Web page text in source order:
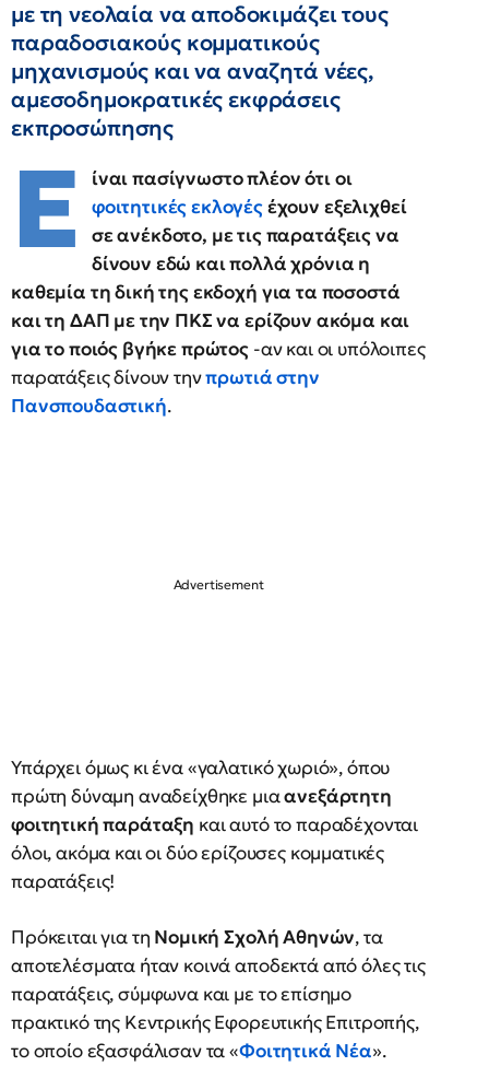
με τη νεολαία να αποδοκιμάζει τους
παραδοσιακούς κομματικούς
μηχανισμούς και να αναζητά νέες,
αμεσοδημοκρατικές εκφράσεις
εκπροσώπησης
Ε
ίναι πασίγνωστο πλέον ότι οι
φοιτητικές εκλογέςέχουν εξελιχθεί
σε ανέκδοτο, με τις παρατάξεις να
δίνουν εδώ και πολλά χρόνια η
καθεμία τη δική της εκδοχή για τα ποσοστά
και τη ΔΑΠ με την ΠΚΣ να ερίζουν ακόμα και
για το ποιός βγήκε πρώτος -αν και οι υπόλοιπες
παρατάξεις δίνουν τηνπρωτιά στην
Πανσπουδαστική.
Υπάρχει όμως κι ένα «γαλατικό χωριό», όπου
πρώτη δύναμη αναδείχθηκε μιαανεξάρτητη
φοιτητική παράταξη και αυτό το παραδέχονται
όλοι, ακόμα και οι δύο ερίζουσες κομματικές
παρατάξεις!
Πρόκειται για τη Νομική Σχολή Αθηνών, τα
αποτελέσματα ήταν κοινά αποδεκτά από όλες τις
παρατάξεις, σύμφωνα και με το επίσημο
πρακτικό της Κεντρικής Εφορευτικής Επιτροπής,
το οποίο εξασφάλισαν τα «Φοιτητικά Νέα».